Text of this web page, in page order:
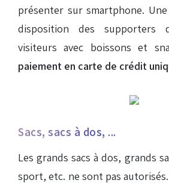
présenter sur smartphone.
disposition des supporters
visiteurs avec boissons et
paiement en carte de crédit
Sacs, sacs à dos, ...
Les grands sacs à dos, grands
sport, etc. ne sont pas